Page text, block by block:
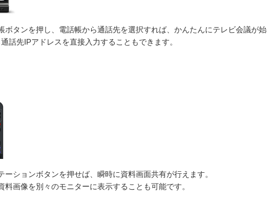
タンを押し、電話帳から通話先を選択すれば、かんたんにテレビ会議が
話先IPアドレスを直接入力することもできます。
ションボタンを押せば、瞬時に資料画面共有が行えます。
画像を別々のモニターに表示することも可能です。